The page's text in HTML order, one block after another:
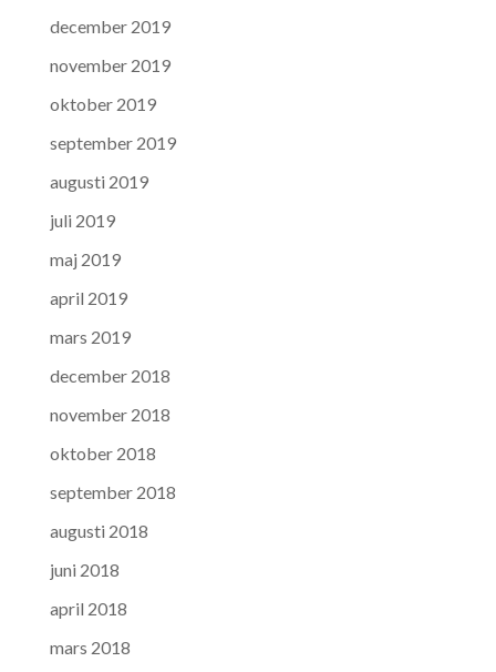
december 2019
november 2019
oktober 2019
september 2019
augusti 2019
juli 2019
maj 2019
april 2019
mars 2019
december 2018
november 2018
oktober 2018
september 2018
augusti 2018
juni 2018
april 2018
mars 2018